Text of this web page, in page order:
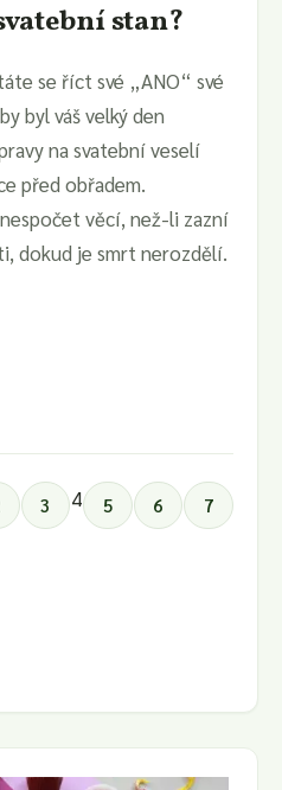
stan?
se říct své „ANO“ své
byl váš velký den
na svatební veselí
před obřadem.
věcí, než-li zazní
dokud je smrt nerozdělí.
3 4 5 6 7